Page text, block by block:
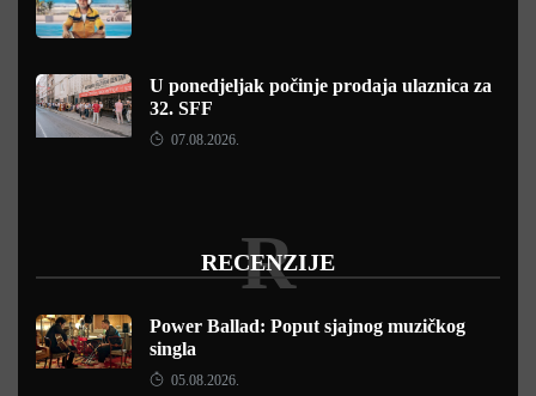
U ponedjeljak počinje prodaja ulaznica za
32. SFF
07.08.2026.
RECENZIJE
R
Power Ballad: Poput sjajnog muzičkog
singla
05.08.2026.